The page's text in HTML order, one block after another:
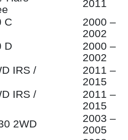
2011
C
2000 –
2002
D
2000 –
2002
IRS /
2011 –
2015
IRS /
2011 –
2015
2WD
2003 –
2005